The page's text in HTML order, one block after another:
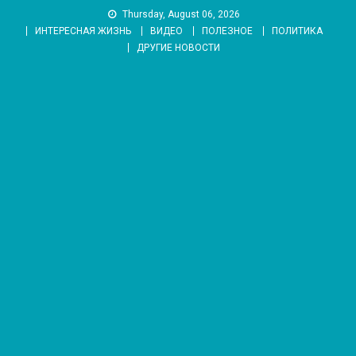
Thursday, August 06, 2026
ИНТЕРЕСНАЯ ЖИЗНЬ
ВИДЕО ПОЛЕЗНОЕ
ПОЛИТИКА
ДРУГИЕ НОВОСТИ